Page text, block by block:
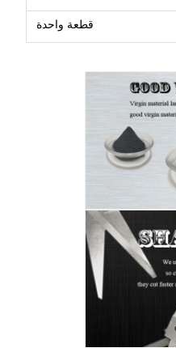
قطعة واحدة